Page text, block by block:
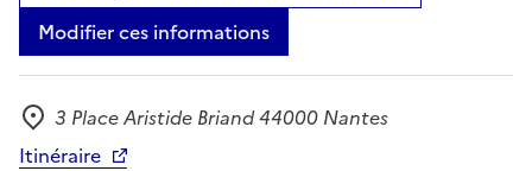
Modifier ces informations
Adresse
3 Place Aristide Briand 44000 Nantes
Itinéraire